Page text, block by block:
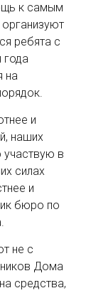
к самым
ребята с
года
на
и
наших
участвую в
силах
и
бюро по
не с
Дома
средства,